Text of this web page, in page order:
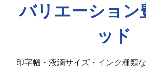
バリエーション
ッド
印字幅・液滴サイズ・インク種類